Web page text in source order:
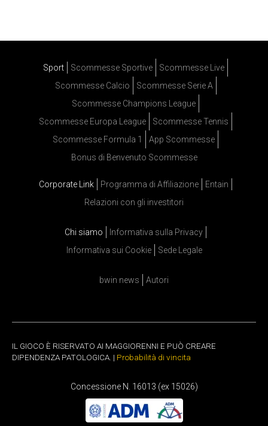
Sport Scommesse Sportive
Scommesse Live
Scommesse Calcio
Scommesse Serie A
Scommesse Champions League
Scommesse Europa League
Scommesse Tennis
Scommesse Formula 1
App Scommesse
Bonus di Benvenuto Scommesse
Corporate Link Programma di Affiliazione
Entain
Relazioni con gli investitori
Chi siamo
Informativa sulla Privacy
Informativa sui Cookie
Sede Legale
bwin news Autori
IL GIOCO È RISERVATO AI MAGGIORENNI E PUÒ CREARE
DIPENDENZA PATOLOGICA. | Probabilità di vincita
Concessione N. 16013 (ex 15026)